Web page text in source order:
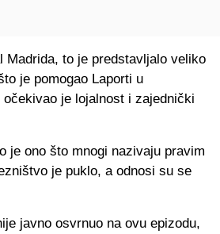
Madrida, to je predstavljalo veliko
je pomogao Laporti u
je lojalnost i zajednički
je ono što mnogi nazivaju pravim
je puklo, a odnosi su se
javno osvrnuo na ovu epizodu,